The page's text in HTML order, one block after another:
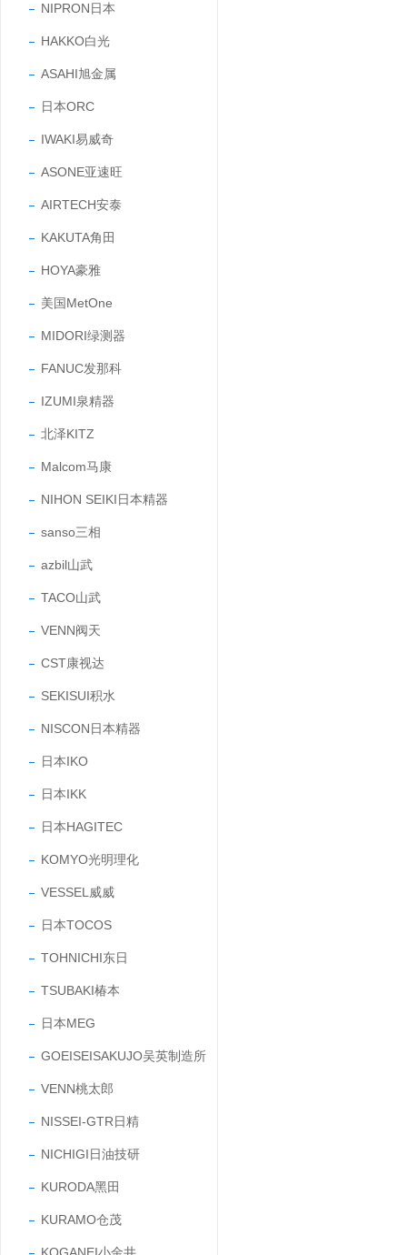
NIPRON日本
HAKKO白光
ASAHI旭金属
日本ORC
IWAKI易威奇
ASONE亚速旺
AIRTECH安泰
KAKUTA角田
HOYA豪雅
美国MetOne
MIDORI绿测器
FANUC发那科
IZUMI泉精器
北泽KITZ
Malcom马康
NIHON SEIKI日本精器
sanso三相
azbil山武
TACO山武
VENN阀天
CST康视达
SEKISUI积水
NISCON日本精器
日本IKO
日本IKK
日本HAGITEC
KOMYO光明理化
VESSEL威威
日本TOCOS
TOHNICHI东日
TSUBAKI椿本
日本MEG
GOEISEISAKUJO吴英制造所
VENN桃太郎
NISSEI-GTR日精
NICHIGI日油技研
KURODA黑田
KURAMO仓茂